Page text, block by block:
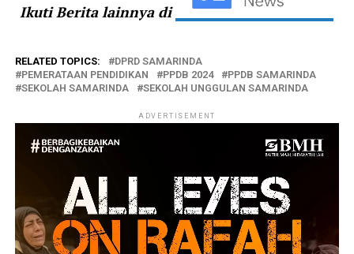
Ikuti Berita lainnya di
RELATED TOPICS:
DPRD SAMARINDA
PEMERATAAN PENDIDIKAN
PPDB 2024
PPDB SAMARINDA
SEKOLAH SAMARINDA
SEKOLAH UNGGULAN SAMARINDA
ADVERTISEMENT